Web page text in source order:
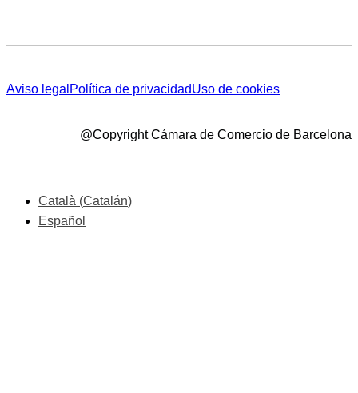
Aviso legal Política de privacidadUso de cookies
@Copyright Cámara de Comercio de Barcelona
Català (Catalán)
Español